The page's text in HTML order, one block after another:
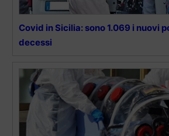
Covid in Sicilia: sono 1.069 i nuovi
decessi